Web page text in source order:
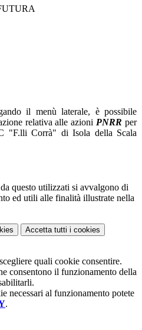
il menù laterale, è possibile
relativa alle azioni PNRR per
"F.lli Corrà" di Isola della Scala
questo utilizzati si avvalgono di
ed utili alle finalità illustrate nella
Accetta tutti i cookies
quali cookie consentire.
consentono il funzionamento della
necessari al funzionamento potete
.